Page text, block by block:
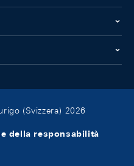
(Svizzera) 2026
della responsabilità